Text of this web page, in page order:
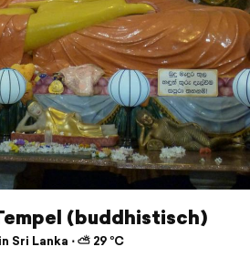
(buddhistisch)
Sri Lanka ⋅ ⛅ 29 °C